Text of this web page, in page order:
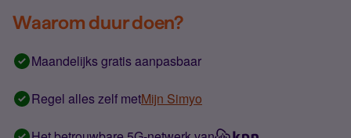
Waarom duur doen?
Maandelijks gratis aanpasbaar
Regel alles zelf metMijn Simyo